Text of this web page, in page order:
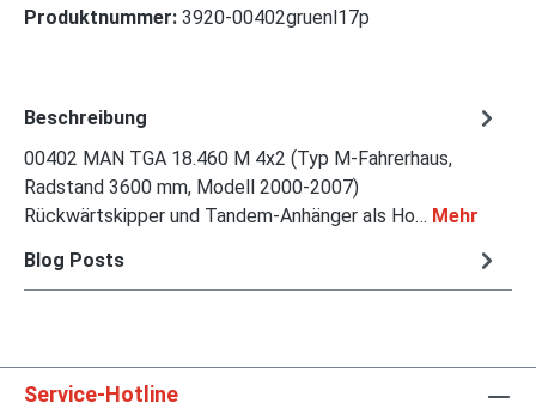
Produktnummer: 3920-00402gruenl17p
Beschreibung
00402 MAN TGA 18.460 M 4x2 (Typ M-Fahrerhaus,
Radstand 3600 mm, Modell 2000-2007)
Rückwärtskipper und Tandem-Anhänger als Ho… Mehr
Blog Posts
Service-Hotline